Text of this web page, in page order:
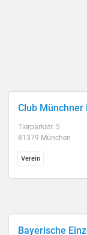
Club Münchner
Tierparkstr. 5
81379 München
Verein
Bayerische